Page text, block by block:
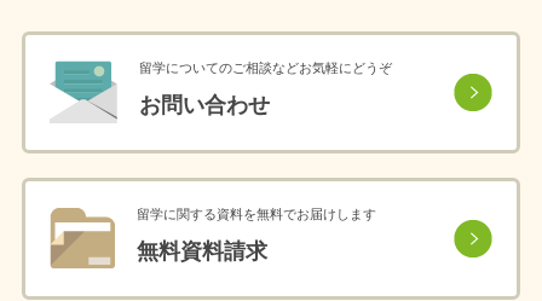
留学についてのご相談などお気軽にどうぞ
お問い合わせ
留学に関する資料を無料でお届けします
無料資料請求